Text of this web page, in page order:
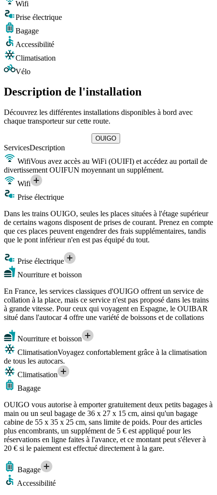
Wifi
Prise électrique
Bagage
Accessibilité
Climatisation
Vélo
Description de l'installation
Découvrez les différentes installations disponibles à bord avec
chaque transporteur sur cette route.
OUIGO
ServicesDescription
WifiVous avez accès au WiFi (OUIFI) et accédez au portail de
divertissement OUIFUN moyennant un supplément.
Wifi
Prise électrique
Dans les trains OUIGO, seules les places situées à l'étage supérieur
de certains wagons disposent de prises de courant. Prenez en compte
que ces places peuvent engendrer des frais supplémentaires, tandis
que le pont inférieur n'en est pas équipé du tout.
Prise électrique
Nourriture et boisson
En France, les services classiques d'OUIGO offrent un service de
collation à la place, mais ce service n'est pas proposé dans les trains
à grande vitesse. Pour ceux qui voyagent en Espagne, le OUIBAR
situé dans l'autocar 4 offre une variété de boissons et de collations
Nourriture et boisson
ClimatisationVoyagez confortablement grâce à la climatisation
de tous les autocars.
Climatisation
Bagage
OUIGO vous autorise à emporter gratuitement deux petits bagages à
main ou un seul bagage de 36 x 27 x 15 cm, ainsi qu'un bagage
cabine de 55 x 35 x 25 cm, sans limite de poids. Pour des articles
plus encombrants, un supplément de 5 € est appliqué pour les
réservations en ligne faites à l'avance, et ce montant peut s'élever à
20 € si le paiement est effectué directement à la gare.
Bagage
Accessibilité